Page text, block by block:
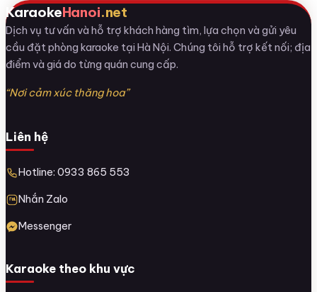
KaraokeHanoi.net
Dịch vụ tư vấn và hỗ trợ khách hàng tìm, lựa chọn và gửi yêu
cầu đặt phòng karaoke tại Hà Nội. Chúng tôi hỗ trợ kết nối; địa
điểm và giá do từng quán cung cấp.
“Nơi cảm xúc thăng hoa”
Liên hệ
Hotline: 0933 865 553
Nhắn Zalo
Messenger
Karaoke theo khu vực